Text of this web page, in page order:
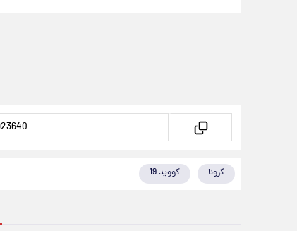
کرونا کووید 19